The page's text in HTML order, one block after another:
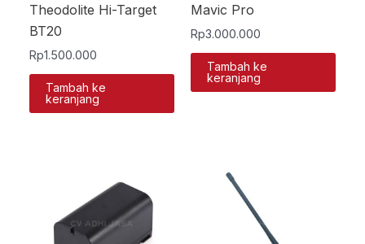
Theodolite Hi-Target
BT20
Rp1.500.000
Tambah ke
keranjang
Mavic Pro
Rp3.000.000
Tambah ke
keranjang